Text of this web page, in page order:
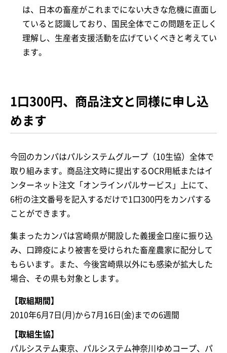
は、日本の畜産がこれまでにない大きな危機に直面し
ていると認識しており、国民全体でこの問題を正しく
理解し、生産者支援活動を広げていくべきと考えてい
ます。
1口300円、商品注文と同様に申し込
めます
今回のカンパはパルシステムグループ（10生協）全体で
取り組みます。商品注文時に提出するOCR用紙またはイ
ンターネット注文「オンラインパルサービス」上にて、
6桁の注文番号を記入するだけで1口300円をカンパする
ことができます。
集まったカンパは宮崎県が開設した義援金口座に振り込
み、口蹄疫により被害を受けられた畜産農家に配分して
もらいます。また、今後宮崎県以外にも感染が拡大した
場合、その県も対象とします。
【取組期間】
2010年6月7日(月)から7月16日(金)までの6週間
【取組生協】
パルシステム東京、パルシステム神奈川ゆめコープ、パ